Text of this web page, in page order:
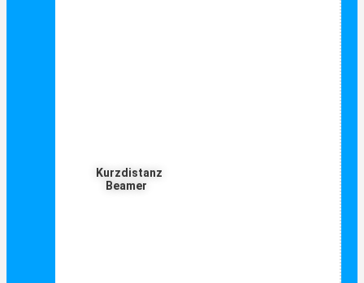
Kurzdistanz
Beamer